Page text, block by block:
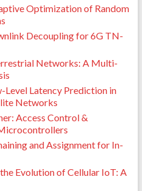
Optimization of Random
Decoupling for 6G TN-
Networks: A Multi-
Latency Prediction in
Networks
Access Control &
and Assignment for In-
Evolution of Cellular IoT: A